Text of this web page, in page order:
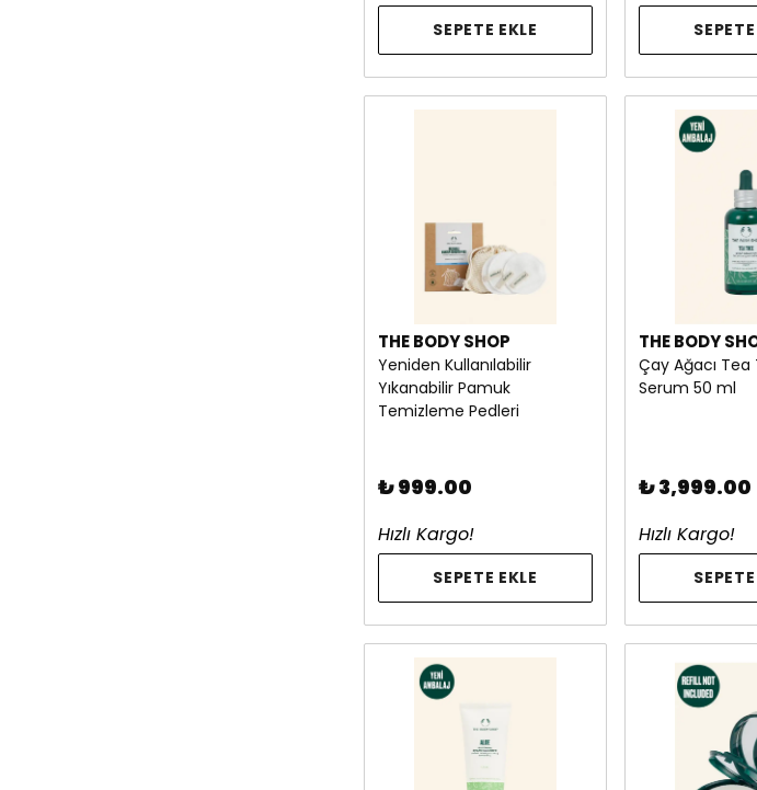
SEPETE EKLE
THE BODY SHOP
Yeniden Kullanılabilir
Yıkanabilir Pamuk
Temizleme Pedleri
₺ 999.00
Hızlı Kargo!
SEPETE EKLE
THE BODY
Çay Ağacı
Serum 50 ml
₺ 3,999.00
Hızlı Kargo!